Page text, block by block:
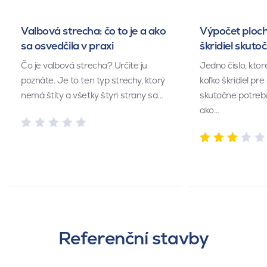
Valbová strecha: čo to je a ako
sa osvedčila v praxi
Čo je valbová strecha? Určite ju
poznáte. Je to ten typ strechy, ktorý
nemá štíty a všetky štyri strany sa…
Výpočet
škridiel
Jedno číslo,
koľko škridiel
skutočne
ako…
Referenční stavby